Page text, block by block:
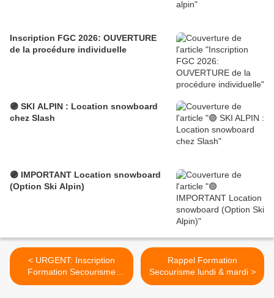
Inscription FGC 2026: OUVERTURE
de la procédure individuelle
🟣 SKI ALPIN : Location snowboard
chez Slash
🟣 IMPORTANT Location snowboard
(Option Ski Alpin)
< URGENT: Inscription
Formation Secourisme
PSC1 (avant lundi 11oct
Rappel Formation
Secourisme lundi & mardi >